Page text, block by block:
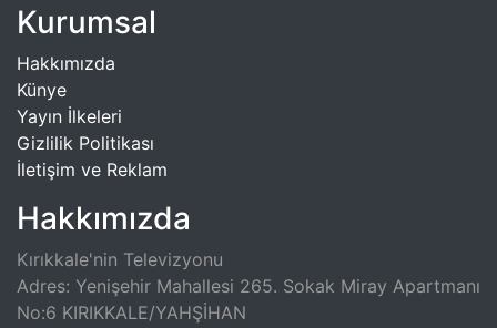
Kurumsal
Hakkımızda
Künye
Yayın İlkeleri
Gizlilik Politikası
İletişim ve Reklam
Hakkımızda
Kırıkkale'nin Televizyonu
Adres: Yenişehir Mahallesi 265. Sokak Miray Apartmanı
No:6 KIRIKKALE/YAHŞİHAN